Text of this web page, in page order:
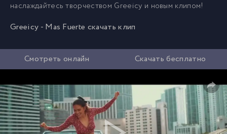
наслаждайтесь творчеством Greeicy и новым клипом!
Greeicy - Mas Fuerte скачать клип
Смотреть онлайн Скачать бесплатно